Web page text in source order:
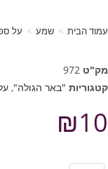
עמוד הבית > שמע > על
מק"ט 972
קטגוריות "באר הגולה",
₪10